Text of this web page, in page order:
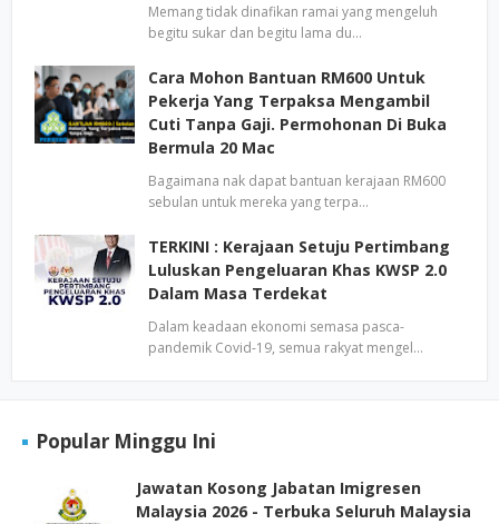
Memang tidak dinafikan ramai yang mengeluh
begitu sukar dan begitu lama du…
Cara Mohon Bantuan RM600 Untuk
Pekerja Yang Terpaksa Mengambil
Cuti Tanpa Gaji. Permohonan Di Buka
Bermula 20 Mac
Bagaimana nak dapat bantuan kerajaan RM600
sebulan untuk mereka yang terpa…
TERKINI : Kerajaan Setuju Pertimbang
Luluskan Pengeluaran Khas KWSP 2.0
Dalam Masa Terdekat
Dalam keadaan ekonomi semasa pasca-
pandemik Covid-19, semua rakyat mengel…
Popular Minggu Ini
Jawatan Kosong Jabatan Imigresen
Malaysia 2026 - Terbuka Seluruh Malaysia